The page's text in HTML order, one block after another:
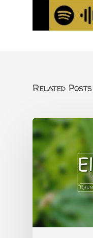
Related Posts